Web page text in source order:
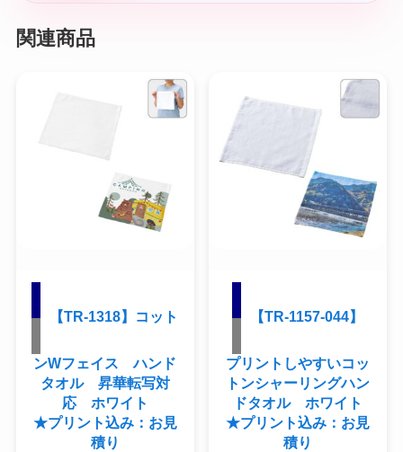
関連商品
【TR-1318】コット
ンWフェイス ハンド
タオル 昇華転写対
応 ホワイト
★プリント込み：お見
積り
【TR-1157-044】
プリントしやすいコッ
トンシャーリングハン
ドタオル ホワイト
★プリント込み：お見
積り